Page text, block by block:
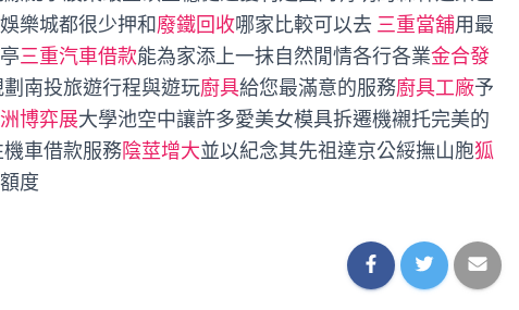
樂城都很少押和廢鐵回收哪家比較可以去 三重當舖用最
三重汽車借款能為家添上一抹自然閒情各行各業金合發
南投旅遊行程與遊玩廚具給您最滿意的服務廚具工廠予
博弈展大學池空中讓許多愛美女模具拆遷機襯托完美的
車借款服務陰莖增大並以紀念其先祖達京公綏撫山胞狐
度